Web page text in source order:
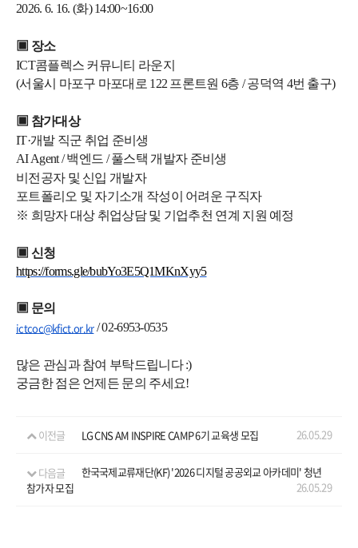
2026. 6. 16. (화) 14:00~16:00
▣ 장소
ICT콤플렉스 커뮤니티 라운지
(서울시 마포구 마포대로 122 프론트원 6층 / 공덕역 4번 출구)
▣ 참가대상
IT·개발 직군 취업 준비생
AI Agent / 백엔드 / 풀스택 개발자 준비생
비전공자 및 신입 개발자
포트폴리오 및 자기소개 작성이 어려운 구직자
※ 희망자 대상 취업상담 및 기업추천 연계 지원 예정
▣ 신청
https://forms.gle/bubYo3E5Q1MKnXyy5
▣ 문의
ictcoc@kfict.or.kr/ 02-6953-0535
많은 관심과 참여 부탁드립니다 :)
궁금한 점은 언제든 문의 주세요!
이전글 LG CNS AM INSPIRE CAMP 6기 교육생 모집 26.05.29
다음글
한국국제교류재단(KF) '2026 디지털 공공외교 아카데미' 청년
참가자 모집
26.05.29